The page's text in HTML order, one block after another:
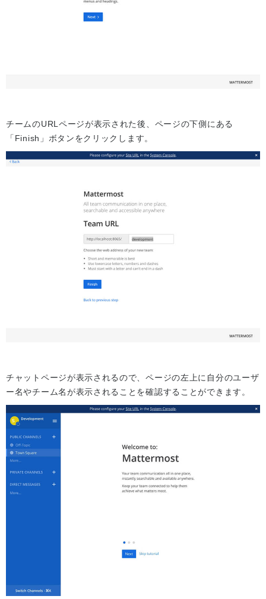
チームのURLページが表示された後、ページの下側にある
「Finish」ボタンをクリックします。
チャットページが表示されるので、ページの左上に自分のユーザ
ー名やチーム名が表示されることを確認することができます。